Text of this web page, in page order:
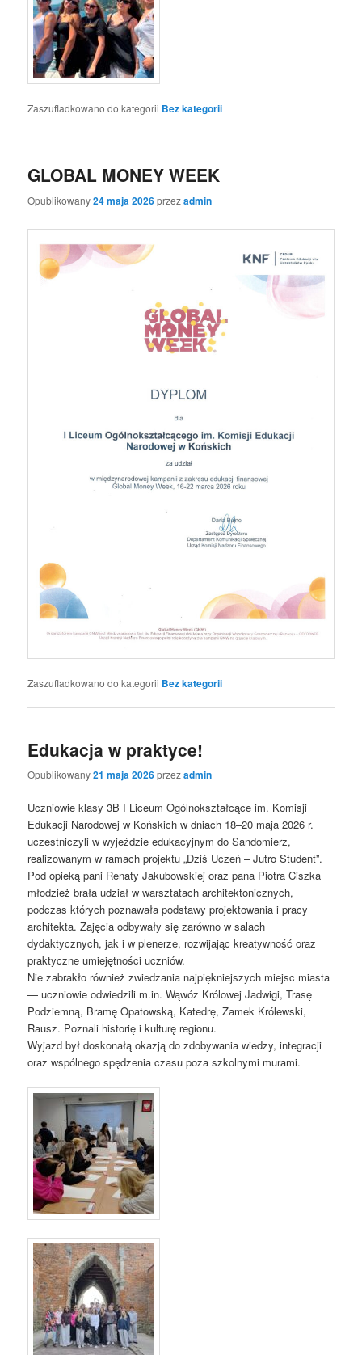
Zaszufladkowano do kategorii Bez kategorii
GLOBAL MONEY WEEK
Opublikowany24 maja 2026przezadmin
Zaszufladkowano do kategorii Bez kategorii
Edukacja w praktyce!
Opublikowany21 maja 2026przezadmin
Uczniowie klasy 3B I Liceum Ogólnokształcące im. Komisji
Edukacji Narodowej w Końskich w dniach 18–20 maja 2026 r.
uczestniczyli w wyjeździe edukacyjnym do Sandomierz,
realizowanym w ramach projektu „Dziś Uczeń – Jutro Student”.
Pod opieką pani Renaty Jakubowskiej oraz pana Piotra Ciszka
młodzież brała udział w warsztatach architektonicznych,
podczas których poznawała podstawy projektowania i pracy
architekta. Zajęcia odbywały się zarówno w salach
dydaktycznych, jak i w plenerze, rozwijając kreatywność oraz
praktyczne umiejętności uczniów.
Nie zabrakło również zwiedzania najpiękniejszych miejsc miasta
— uczniowie odwiedzili m.in. Wąwóz Królowej Jadwigi, Trasę
Podziemną, Bramę Opatowską, Katedrę, Zamek Królewski,
Rausz. Poznali historię i kulturę regionu.
Wyjazd był doskonałą okazją do zdobywania wiedzy, integracji
oraz wspólnego spędzenia czasu poza szkolnymi murami.